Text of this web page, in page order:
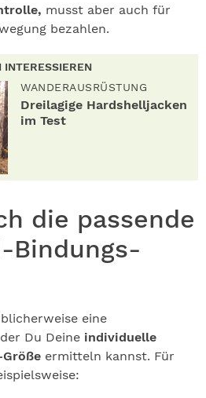
musst aber auch für
bezahlen.
INTERESSIEREN
WANDERAUSRÜSTUNG
Dreilagige Hardshelljacken
im Test
die passende
Bindungs-
eine
Du Deine individuelle
ermitteln kannst. Für